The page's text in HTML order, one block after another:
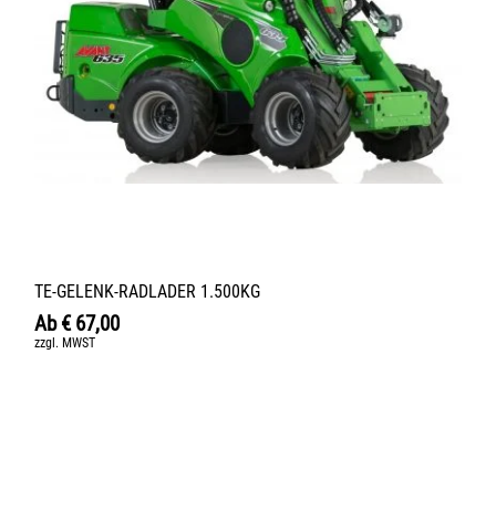
TE-GELENK-RADLADER 1.500KG
Ab€67,00
zzgl. MWST